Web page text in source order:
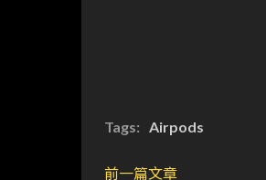
Tags: Airpods
前一篇文章